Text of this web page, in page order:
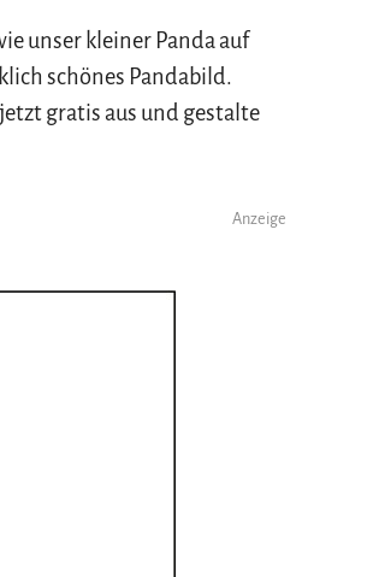
unser kleiner Panda auf
schönes Pandabild.
gratis aus und gestalte
Anzeige